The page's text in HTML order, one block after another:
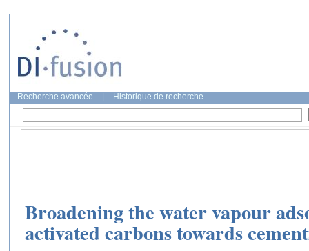
Recherche avancée Historique de recherche
Broadening the water vapour
activated carbons towards